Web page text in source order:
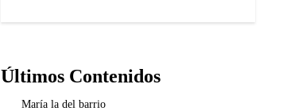
Últimos Contenidos
María la del barrio